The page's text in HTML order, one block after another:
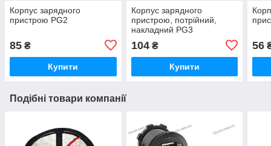
Корпус зарядного
пристрою PG2
85 ₴
Купити
Корпус зарядного
пристрою, потрійний,
накладний PG3
104₴
Купити
56
Подібні товари компанії